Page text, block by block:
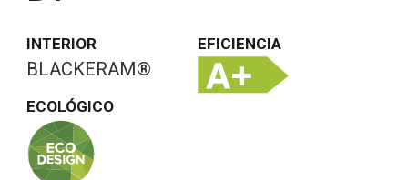
INTERIOR
BLACKERAM®
EFICIENCIA
ECOLÓGICO